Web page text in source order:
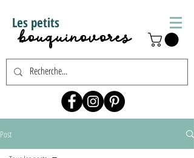
Les petits
bouquinovores
Post